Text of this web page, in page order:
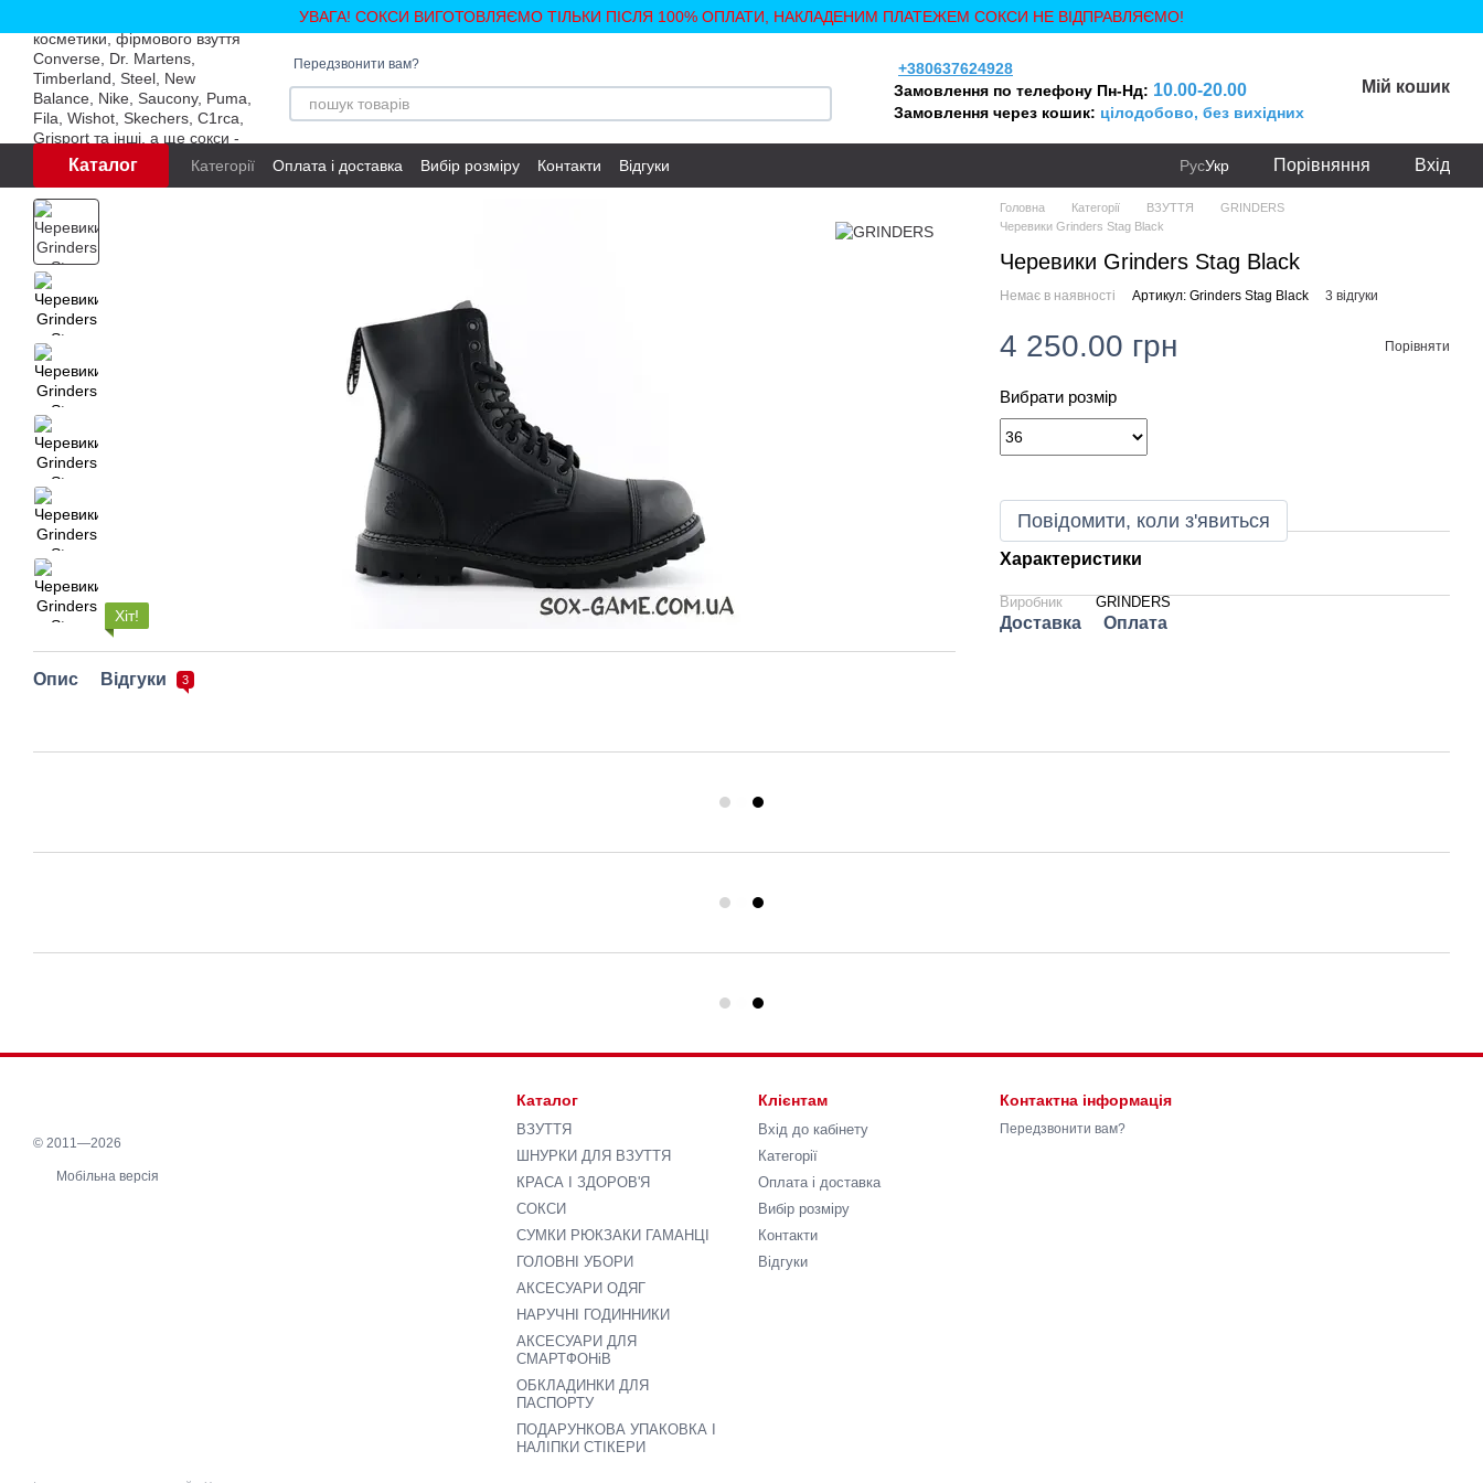
УВАГА! СОКСИ ВИГОТОВЛЯЄМО ТІЛЬКИ ПІСЛЯ 100% ОПЛАТИ, НАКЛАДЕНИМ ПЛАТЕЖЕМ СОКСИ НЕ ВІДПРАВЛЯЄМО!
Передзвонити вам?
+380637624928
Замовлення по телефону Пн-Нд: 10.00-20.00
Замовлення через кошик: цілодобово, без вихідних
Мій кошик
Каталог Категорії Оплата і доставка Вибір розміру Контакти Відгуки РусУкр Порівняння Вхід
Хіт!
Опис Відгуки 3
Головна Категорії ВЗУТТЯ
GRINDERS
Черевики Grinders Stag Black
Черевики Grinders Stag Black
Немає в наявності Артикул: Grinders Stag Black 3 відгуки
4 250.00 грн Порівняти
Вибрати розмір
Повідомити, коли з'явиться
Характеристики
Виробник GRINDERS
Доставка Оплата
© 2011—2026
Мобільна версія
Каталог
ВЗУТТЯ
ШНУРКИ ДЛЯ ВЗУТТЯ
КРАСА І ЗДОРОВ'Я
СОКСИ
СУМКИ РЮКЗАКИ ГАМАНЦІ
ГОЛОВНІ УБОРИ
АКСЕСУАРИ ОДЯГ
НАРУЧНІ ГОДИННИКИ
АКСЕСУАРИ ДЛЯ
СМАРТФОНіВ
ОБКЛАДИНКИ ДЛЯ
ПАСПОРТУ
ПОДАРУНКОВА УПАКОВКА І
НАЛІПКИ СТІКЕРИ
Клієнтам
Вхід до кабінету
Категорії
Оплата і доставка
Вибір розміру
Контакти
Відгуки
Контактна інформація
Передзвонити вам?